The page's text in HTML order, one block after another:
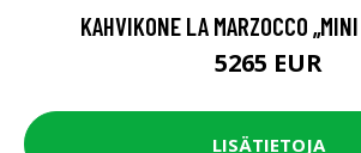
KAHVIKONE LA MARZOCCO
5265 EUR
LISÄTIETOJA